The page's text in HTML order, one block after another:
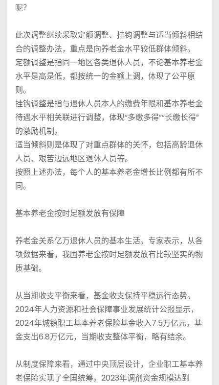
呢？
此次调整继续采取定额调整、挂钩调整与适当倾斜相结
合的调整办法，重点是向养老金水平较低群体倾斜。
定额调整是指同一地区各类退休人员，不论基本养老金
水平是高是低，都按统一的金额上调，体现了公平原
则。
挂钩调整是指与退休人员本人的缴费年限和基本养老金
待遇水平相关联进行调整，体现“多缴多得”“长缴长得”
的激励机制。
适当倾斜则是体现了对重点群体的关怀，包括高龄退休
人员、艰苦边远地区退休人员等。
按照上述办法，每个人的基本养老金增长比例都有所不
同。
基本养老金按时足额发放有保障
养老金关系亿万退休人员的基本生活。专家表示，从各
项数据来看，我国养老金按时足额发放有比较坚实的物
质基础。
从当期收支平衡来看，基金收支保持平稳运行态势。
2024年人力资源和社会保障事业发展统计公报显示，
2024年城镇职工基本养老保险基金收入7.5万亿元，基
金支出6.8万亿元，当期收支整体平衡，略有结余。
从制度保障来看，通过中央顶层设计，企业职工基本养
老保险实现了全国统筹。2023年调剂资金规模达到